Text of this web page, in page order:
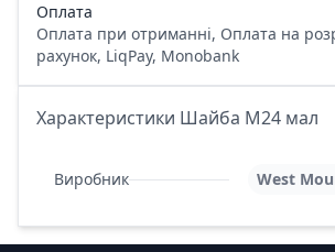
Оплата
Оплата при отриманні, Оплата на
рахунок, LiqPay, Monobank
Характеристики Шайба М24 мал
Виробник West